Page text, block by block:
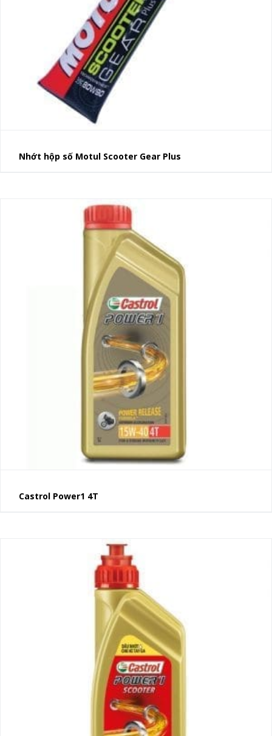
Nhớt hộp số Motul Scooter Gear Plus
Castrol Power1 4T